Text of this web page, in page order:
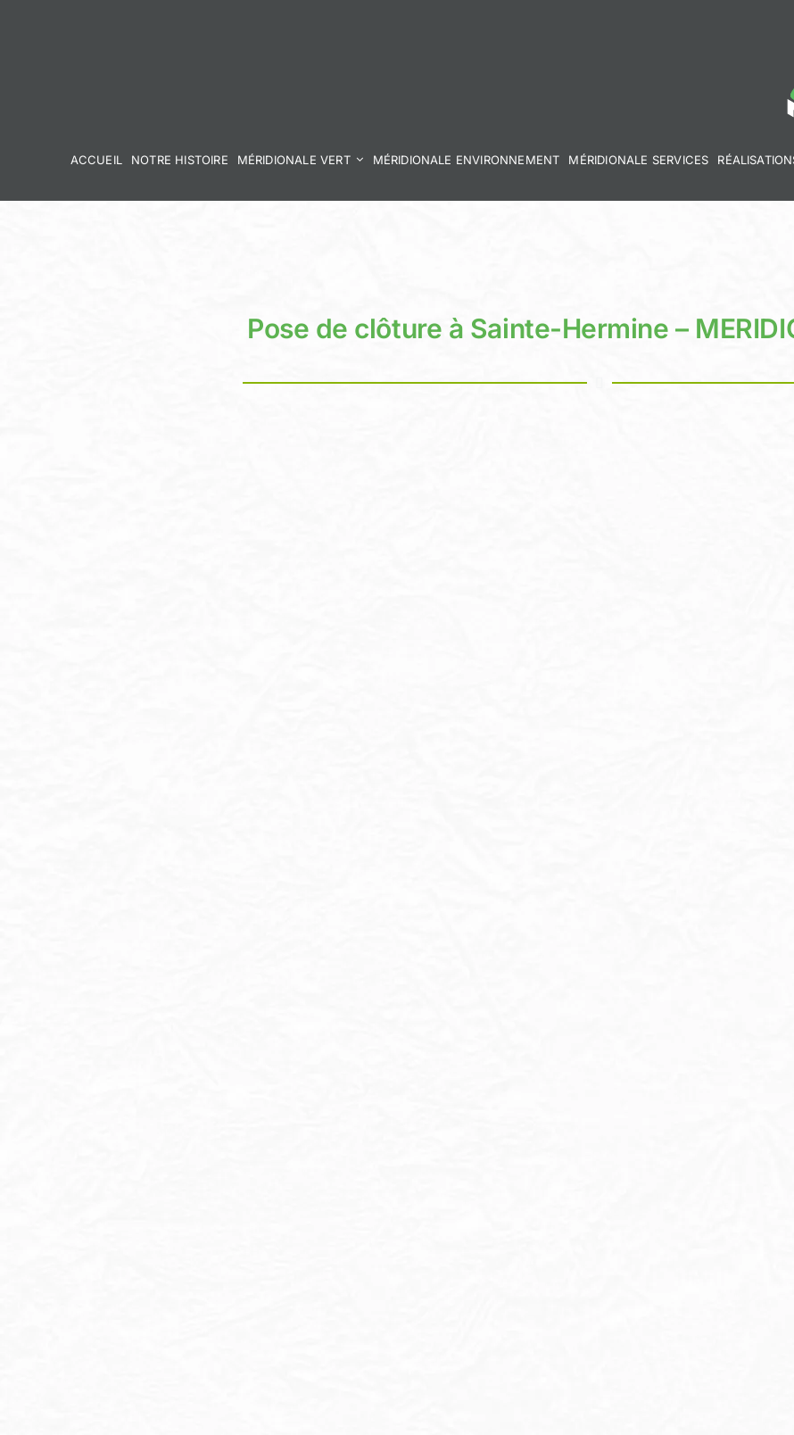
ACCUEIL NOTRE HISTOIRE MÉRIDIONALE VERT MÉRIDIONALE ENVIRONNEMENT MÉRIDIONALE SERVICES
Pose de clôture à Sainte-Hermine –